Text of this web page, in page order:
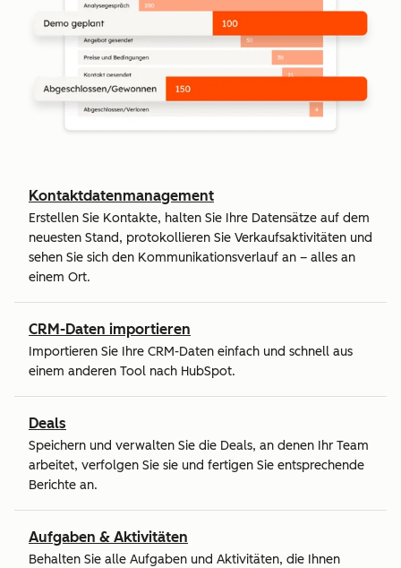
Kontaktdatenmanagement
Erstellen Sie Kontakte, halten Sie Ihre Datensätze auf dem
neuesten Stand, protokollieren Sie Verkaufsaktivitäten und
sehen Sie sich den Kommunikationsverlauf an – alles an
einem Ort.
CRM-Daten importieren
Importieren Sie Ihre CRM-Daten einfach und schnell aus
einem anderen Tool nach HubSpot.
Deals
Speichern und verwalten Sie die Deals, an denen Ihr Team
arbeitet, verfolgen Sie sie und fertigen Sie entsprechende
Berichte an.
Aufgaben & Aktivitäten
Behalten Sie alle Aufgaben und Aktivitäten, die Ihnen